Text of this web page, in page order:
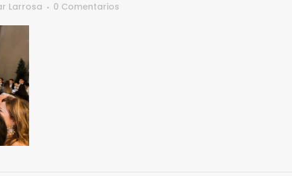
Larrosa 0 Comentarios